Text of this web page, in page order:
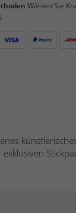
Wählen Sie